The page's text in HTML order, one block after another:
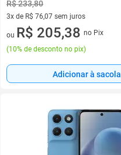
R$ 233,80
3x de R$ 76,07 sem juros
3 vez de R$ 76,07 sem juros
ou R$ 205,38 no Pix
(10% de desconto no pix)
Adicionar à sacola